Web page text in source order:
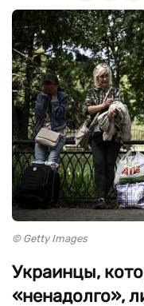
© Getty Images
Украинцы,
«ненадолго»,